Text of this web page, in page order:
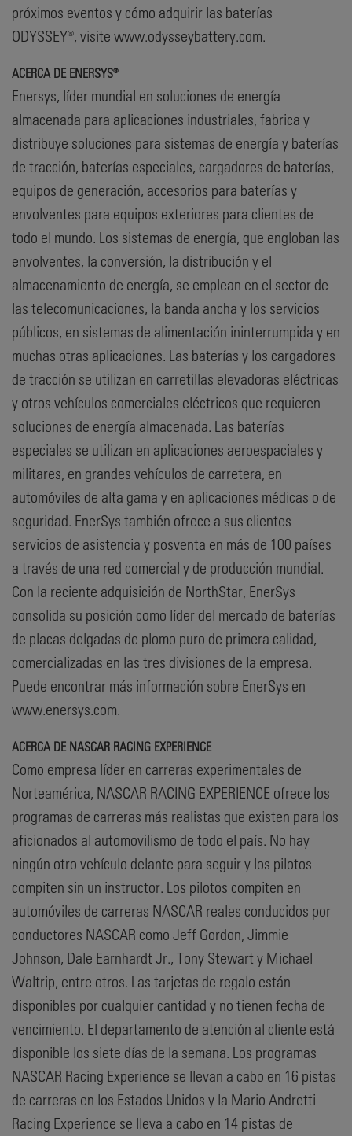
próximos eventos y cómo adquirir las baterías
ODYSSEY®, visite www.odysseybattery.com.
ACERCA DE ENERSYS®
Enersys, líder mundial en soluciones de energía
almacenada para aplicaciones industriales, fabrica y
distribuye soluciones para sistemas de energía y baterías
de tracción, baterías especiales, cargadores de baterías,
equipos de generación, accesorios para baterías y
envolventes para equipos exteriores para clientes de
todo el mundo. Los sistemas de energía, que engloban las
envolventes, la conversión, la distribución y el
almacenamiento de energía, se emplean en el sector de
las telecomunicaciones, la banda ancha y los servicios
públicos, en sistemas de alimentación ininterrumpida y en
muchas otras aplicaciones. Las baterías y los cargadores
de tracción se utilizan en carretillas elevadoras eléctricas
y otros vehículos comerciales eléctricos que requieren
soluciones de energía almacenada. Las baterías
especiales se utilizan en aplicaciones aeroespaciales y
militares, en grandes vehículos de carretera, en
automóviles de alta gama y en aplicaciones médicas o de
seguridad. EnerSys también ofrece a sus clientes
servicios de asistencia y posventa en más de 100 países
a través de una red comercial y de producción mundial.
Con la reciente adquisición de NorthStar, EnerSys
consolida su posición como líder del mercado de baterías
de placas delgadas de plomo puro de primera calidad,
comercializadas en las tres divisiones de la empresa.
Puede encontrar más información sobre EnerSys en
www.enersys.com.
ACERCA DE NASCAR RACING EXPERIENCE
Como empresa líder en carreras experimentales de
Norteamérica, NASCAR RACING EXPERIENCE ofrece los
programas de carreras más realistas que existen para los
aficionados al automovilismo de todo el país. No hay
ningún otro vehículo delante para seguir y los pilotos
compiten sin un instructor. Los pilotos compiten en
automóviles de carreras NASCAR reales conducidos por
conductores NASCAR como Jeff Gordon, Jimmie
Johnson, Dale Earnhardt Jr., Tony Stewart y Michael
Waltrip, entre otros. Las tarjetas de regalo están
disponibles por cualquier cantidad y no tienen fecha de
vencimiento. El departamento de atención al cliente está
disponible los siete días de la semana. Los programas
NASCAR Racing Experience se llevan a cabo en 16 pistas
de carreras en los Estados Unidos y la Mario Andretti
Racing Experience se lleva a cabo en 14 pistas de